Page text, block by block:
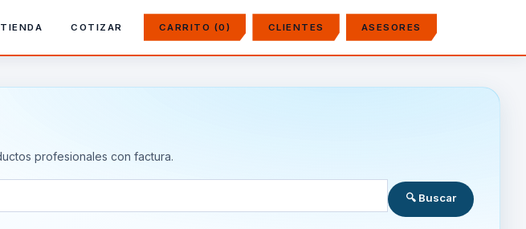
TIENDA COTIZAR CARRITO (0) CLIENTES ASESORES
profesionales con factura.
🔍 Buscar